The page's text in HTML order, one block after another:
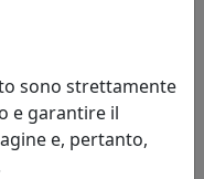
sono strettamente
e garantire il
e, pertanto,